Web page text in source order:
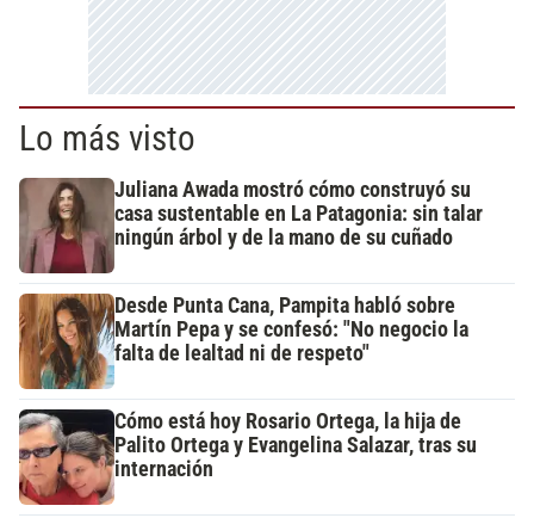
Lo más visto
Juliana Awada mostró cómo construyó su
casa sustentable en La Patagonia: sin talar
ningún árbol y de la mano de su cuñado
Desde Punta Cana, Pampita habló sobre
Martín Pepa y se confesó: "No negocio la
falta de lealtad ni de respeto"
Cómo está hoy Rosario Ortega, la hija de
Palito Ortega y Evangelina Salazar, tras su
internación